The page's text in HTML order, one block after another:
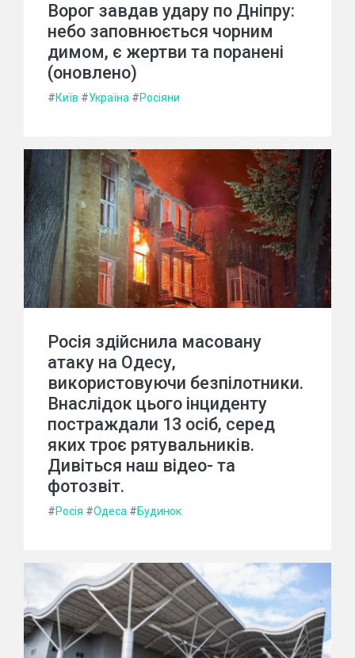
Ворог завдав удару по Дніпру:
небо заповнюється чорним
димом, є жертви та поранені
(оновлено)
#Київ #Україна #Росіяни
Росія здійснила масовану
атаку на Одесу,
використовуючи безпілотники.
Внаслідок цього інциденту
постраждали 13 осіб, серед
яких троє рятувальників.
Дивіться наш відео- та
фотозвіт.
#Росія #Одеса #Будинок